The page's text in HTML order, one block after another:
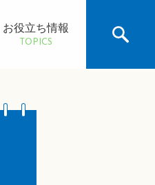
お役立ち情報
TOPICS